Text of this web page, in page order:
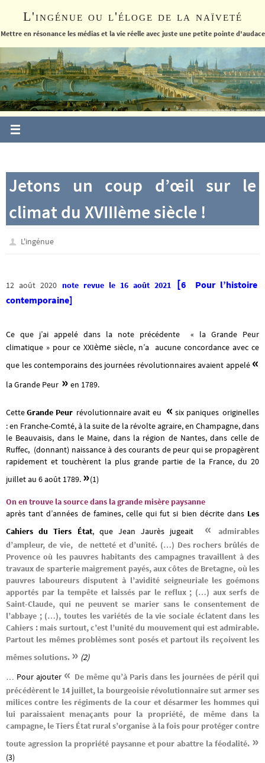
le
L'ingénue ou l'éloge de la naïveté
Mettre en résonance les médias et la vie réelle avec juste une petite pointe d'audace
Jetons un coup d’œil sur le
climat du XVIIIème siècle !
L'ingénue
12 août 2020 note revue le 16 août 2021 [6 Pour l’histoire
contemporaine]
Ce que j’ai appelé dans la note précédente « la Grande Peur
climatique » pour ce XXIème siècle, n’a aucune concordance avec ce
que les contemporains des journées révolutionnaires avaient appelé «
la Grande Peur » en 1789.
CetteGrande Peurrévolutionnaire avait eu « six paniques originelles
: en Franche-Comté, à la suite de la révolte agraire, en Champagne, dans
le Beauvaisis, dans le Maine, dans la région de Nantes, dans celle de
Ruffec, (donnant) naissance à des courants de peur qui se propagèrent
rapidement et touchèrent la plus grande partie de la France, du 20
juillet au 6 août 1789. »(1)
On en trouve la source dans la grande misère paysanne
après tant d’années de famines, celle qui fut si bien décrite dans Les
Cahiers du Tiers État, que Jean Jaurès jugeait «admirables
d’ampleur, de vie, de netteté et d’unité. (…) Des rochers brûlés de
Provence où les pauvres habitants des campagnes travaillent à des
travaux de sparterie maigrement payés, aux côtes de Bretagne, où les
pauvres laboureurs disputent à l’avidité seigneuriale les goémons
apportés par la tempête et laissés par le reflux ; (…) aux serfs de
Saint-Claude, qui ne peuvent se marier sans le consentement de
l’abbaye ; (…), toutes les variétés de la vie sociale éclatent dans les
Cahiers : mais surtout, c’est l’unité du mouvement qui est admirable.
Partout les mêmes problèmes sont posés et partout ils reçoivent les
mêmes solutions. » (2)
… Pour ajouter « De même qu’à Paris dans les journées de péril qui
précédèrent le 14 juillet, la bourgeoisie révolutionnaire sut armer ses
milices contre les régiments de la cour et désarmer les hommes qui
lui paraissaient menaçants pour la propriété, de même dans la
campagne, le Tiers État rural s’organise à la fois pour protéger contre
toute agression la propriété paysanne et pour abattre la féodalité. »
(3)